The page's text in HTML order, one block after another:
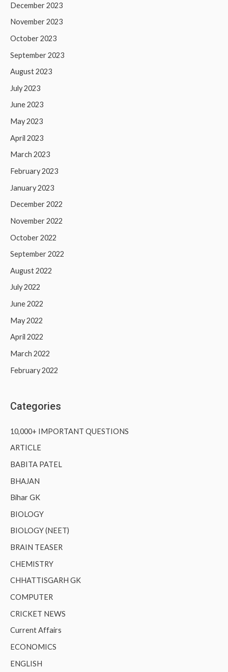
December 2023
November 2023
October 2023
September 2023
August 2023
July 2023
June 2023
May 2023
April 2023
March 2023
February 2023
January 2023
December 2022
November 2022
October 2022
September 2022
August 2022
July 2022
June 2022
May 2022
April 2022
March 2022
February 2022
Categories
10,000+ IMPORTANT QUESTIONS
ARTICLE
BABITA PATEL
BHAJAN
Bihar GK
BIOLOGY
BIOLOGY (NEET)
BRAIN TEASER
CHEMISTRY
CHHATTISGARH GK
COMPUTER
CRICKET NEWS
Current Affairs
ECONOMICS
ENGLISH